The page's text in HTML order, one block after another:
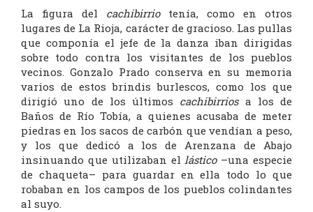
La figura del cachibirrio tenía, como en otros
lugares de La Rioja, carácter de gracioso. Las pullas
que componía el jefe de la danza iban dirigidas
sobre todo contra los visitantes de los pueblos
vecinos. Gonzalo Prado conserva en su memoria
varios de estos brindis burlescos, como los que
dirigió uno de los últimos cachibirrios a los de
Baños de Río Tobía, a quienes acusaba de meter
piedras en los sacos de carbón que vendían a peso,
y los que dedicó a los de Arenzana de Abajo
insinuando que utilizaban ellástico –una especie
de chaqueta– para guardar en ella todo lo que
robaban en los campos de los pueblos colindantes
al suyo.